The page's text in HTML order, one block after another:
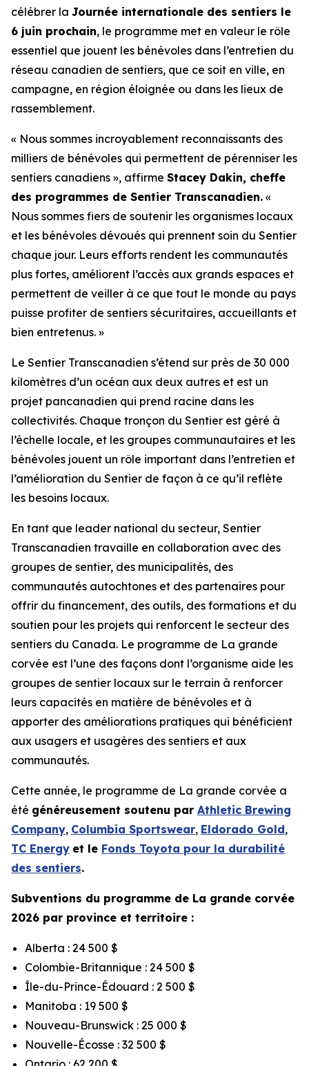
célébrer la Journée internationale des sentiers le
6 juin prochain, le programme met en valeur le rôle
essentiel que jouent les bénévoles dans l’entretien du
réseau canadien de sentiers, que ce soit en ville, en
campagne, en région éloignée ou dans les lieux de
rassemblement.
« Nous sommes incroyablement reconnaissants des
milliers de bénévoles qui permettent de pérenniser les
sentiers canadiens », affirme Stacey Dakin, cheffe
des programmes de Sentier Transcanadien. «
Nous sommes fiers de soutenir les organismes locaux
et les bénévoles dévoués qui prennent soin du Sentier
chaque jour. Leurs efforts rendent les communautés
plus fortes, améliorent l’accès aux grands espaces et
permettent de veiller à ce que tout le monde au pays
puisse profiter de sentiers sécuritaires, accueillants et
bien entretenus. »
Le Sentier Transcanadien s’étend sur près de 30 000
kilomètres d’un océan aux deux autres et est un
projet pancanadien qui prend racine dans les
collectivités. Chaque tronçon du Sentier est géré à
l’échelle locale, et les groupes communautaires et les
bénévoles jouent un rôle important dans l’entretien et
l’amélioration du Sentier de façon à ce qu’il reflète
les besoins locaux.
En tant que leader national du secteur, Sentier
Transcanadien travaille en collaboration avec des
groupes de sentier, des municipalités, des
communautés autochtones et des partenaires pour
offrir du financement, des outils, des formations et du
soutien pour les projets qui renforcent le secteur des
sentiers du Canada. Le programme de La grande
corvée est l’une des façons dont l’organisme aide les
groupes de sentier locaux sur le terrain à renforcer
leurs capacités en matière de bénévoles et à
apporter des améliorations pratiques qui bénéficient
aux usagers et usagères des sentiers et aux
communautés.
Cette année, le programme de La grande corvée a
été généreusement soutenu par Athletic Brewing
Company, Columbia Sportswear, Eldorado Gold,
TC Energy et le Fonds Toyota pour la durabilité
des sentiers.
Subventions du programme de La grande corvée
2026 par province et territoire :
Alberta : 24 500 $
Colombie-Britannique : 24 500 $
Île-du-Prince-Édouard : 2 500 $
Manitoba : 19 500 $
Nouveau-Brunswick : 25 000 $
Nouvelle-Écosse : 32 500 $